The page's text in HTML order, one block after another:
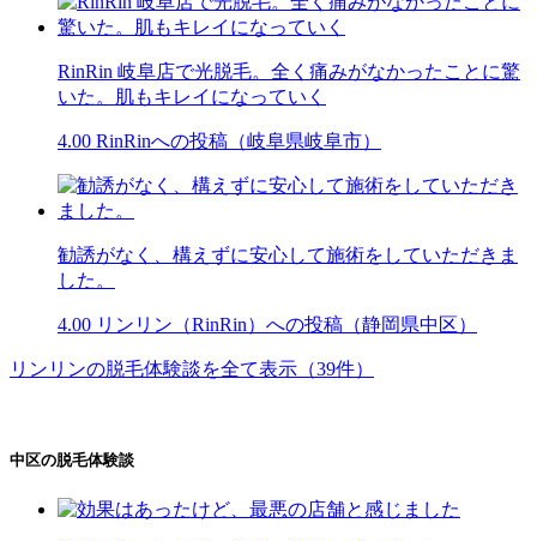
RinRin 岐阜店で光脱毛。全く痛みがなかったことに驚
いた。肌もキレイになっていく
4.00 RinRinへの投稿（岐阜県岐阜市）
勧誘がなく、構えずに安心して施術をしていただきま
した。
4.00 リンリン（RinRin）への投稿（静岡県中区）
リンリンの脱毛体験談を全て表示（39件）
中区の脱毛体験談